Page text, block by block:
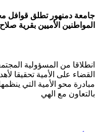
جامعة دمنهور تطلق قوافل
المواطنين الأميين بقرية
انطلاقا من المسؤولية
القضاء على الأمية تحقيقا
مبادرة محو الأمية التي
بالتعاون مع الهي